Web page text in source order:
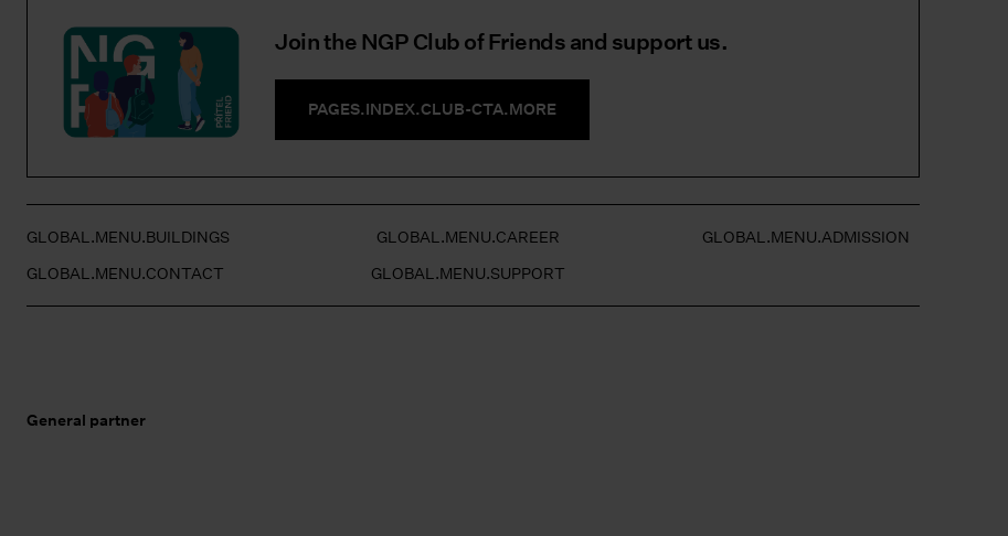
Join the NGP Club of Friends and support us.
PAGES.INDEX.CLUB-CTA.MORE
GLOBAL.MENU.BUILDINGS GLOBAL.MENU.CAREER
GLOBAL.MENU.ADMISSION
GLOBAL.MENU.CONTACT
GLOBAL.MENU.SUPPORT
General partner